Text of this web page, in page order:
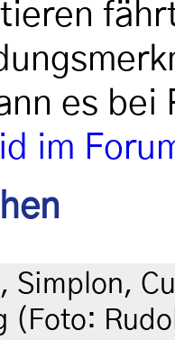
es bei
im
Simplon,
(Foto: